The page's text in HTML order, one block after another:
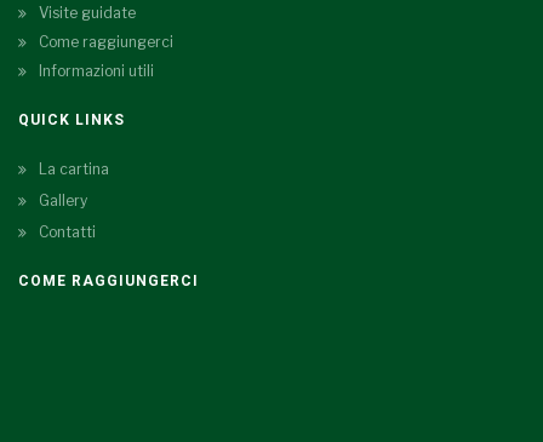
Visite guidate
Come raggiungerci
Informazioni utili
QUICK LINKS
La cartina
Gallery
Contatti
COME RAGGIUNGERCI